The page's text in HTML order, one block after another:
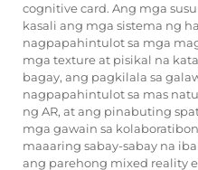
cognitive card. Ang mga
kasali ang mga sistema ng
nagpapahintulot sa mga
mga texture at pisikal na
bagay, ang pagkilala sa
nagpapahintulot sa mas
ng AR, at ang pinabuting
mga gawain sa
maaaring sabay-sabay na
ang parehong mixed reality